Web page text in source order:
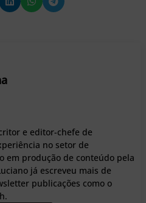
e editor-chefe de
no setor de
em produção de conteúdo pela
já escreveu mais de
publicações como o